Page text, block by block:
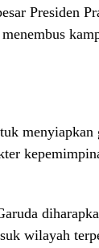
Presiden
wilayah